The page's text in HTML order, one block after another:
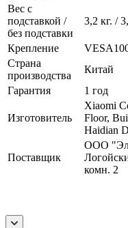
Вес с
подставкой /
без подставки
3,2 кг. /
Крепление
Страна
производства
Китай
Гарантия
1 год
Изготовитель
Xiaomi
Floor,
Haidian
Поставщик
ООО
комн. 2